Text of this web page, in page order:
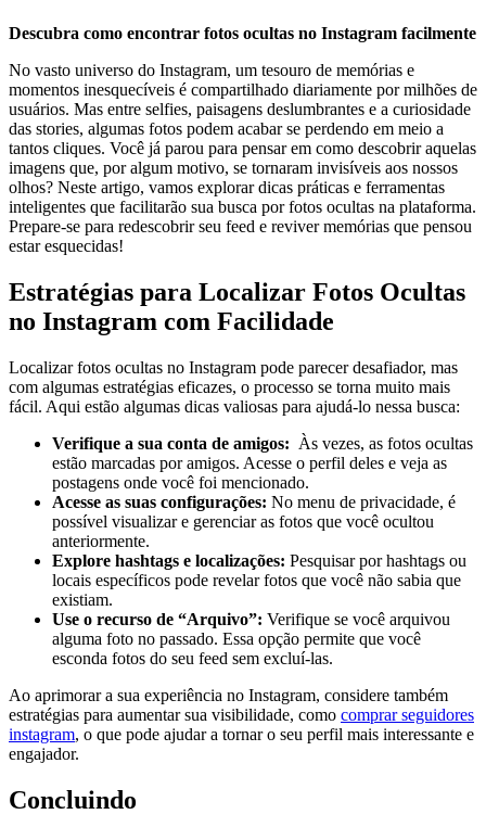
Descubra como encontrar fotos ocultas ‌no Instagram facilmente
No vasto universo do Instagram, um tesouro de⁤ memórias⁣ e
momentos inesquecíveis é ⁣compartilhado diariamente por milhões​ de
usuários. Mas entre selfies, paisagens ‍deslumbrantes e a curiosidade
das stories, algumas fotos podem acabar se perdendo ‍em meio ‌a
tantos ⁤cliques. Você já parou para pensar em como descobrir⁢ aquelas
​imagens​ que, por algum motivo, se tornaram invisíveis aos nossos
olhos? Neste artigo, vamos explorar dicas práticas e ferramentas
inteligentes que facilitarão sua busca por fotos ⁢ocultas na plataforma.
Prepare-se para redescobrir seu‍ feed e reviver⁣ memórias que pensou
estar esquecidas!
Estratégias para ⁢Localizar Fotos Ocultas
no Instagram ⁢com Facilidade
Localizar fotos ocultas no Instagram pode parecer desafiador, mas
com algumas estratégias eficazes, o processo se torna muito ⁣mais
fácil. Aqui​ estão algumas dicas valiosas para ajudá-lo nessa ⁢busca:
Verifique a sua conta de amigos: ⁢ Às vezes, as fotos ocultas
estão marcadas por amigos. Acesse o perfil deles e veja as
postagens ⁤onde você foi mencionado.
Acesse as suas‌ configurações: No menu de privacidade, é ​
possível visualizar e gerenciar ⁢as fotos que você ​ocultou
anteriormente.
Explore hashtags e ⁤localizações: Pesquisar por​ hashtags ⁤ou
locais específicos pode ⁣revelar fotos que você não sabia que
existiam.
Use⁤ o recurso de ​“Arquivo”: Verifique se você arquivou
alguma foto no passado. Essa opção permite que você⁣
esconda fotos do seu feed sem excluí-las.
Ao aprimorar a sua experiência no Instagram, considere também ​
estratégias ‍para aumentar sua visibilidade, como‍ comprar seguidores
instagram, o que pode‍ ajudar⁢ a tornar ​o seu perfil mais interessante e
engajador.
Concluindo